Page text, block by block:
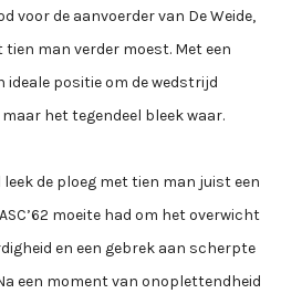
voor de aanvoerder van De Weide,
man verder moest. Met een
ideale positie om de wedstrijd
het tegendeel bleek waar.
de ploeg met tien man juist een
moeite had om het overwicht
en een gebrek aan scherpte
een moment van onoplettendheid